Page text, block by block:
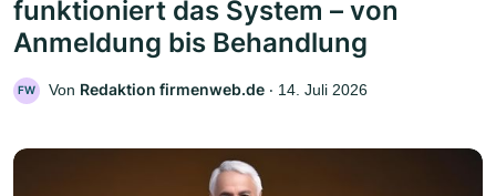
funktioniert das System – von
Anmeldung bis Behandlung
FW Von Redaktion firmenweb.de ‧ 14. Juli 2026